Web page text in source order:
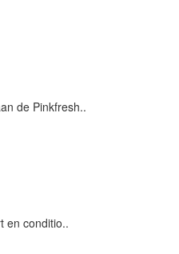
de Pinkfresh..
en conditio..